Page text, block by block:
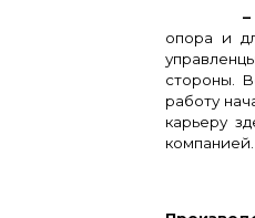
–
опора и
стороны.
работу
карьеру
компанией.
–